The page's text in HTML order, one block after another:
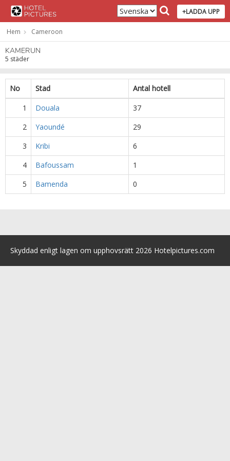
+LADDA UPP
Hem Cameroon
KAMERUN
5 städer
No Stad
Antal hotell
1
Douala
37
2
Yaoundé
29
3
Kribi
6
4
Bafoussam
1
5
Bamenda 0
Skyddad enligt lagen om upphovsrätt 2026 Hotelpictures.com